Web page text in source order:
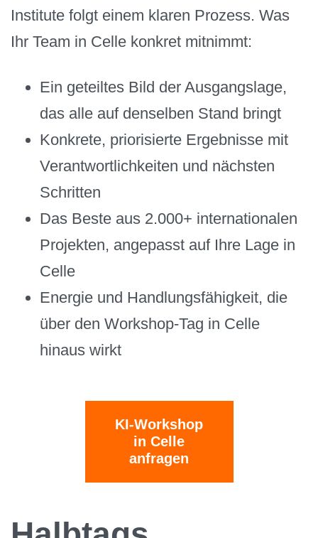
Institute folgt einem klaren Prozess. Was
Ihr Team in Celle konkret mitnimmt:
Ein geteiltes Bild der Ausgangslage,
das alle auf denselben Stand bringt
Konkrete, priorisierte Ergebnisse mit
Verantwortlichkeiten und nächsten
Schritten
Das Beste aus 2.000+ internationalen
Projekten, angepasst auf Ihre Lage in
Celle
Energie und Handlungsfähigkeit, die
über den Workshop-Tag in Celle
hinaus wirkt
KI-Workshop
in Celle
anfragen